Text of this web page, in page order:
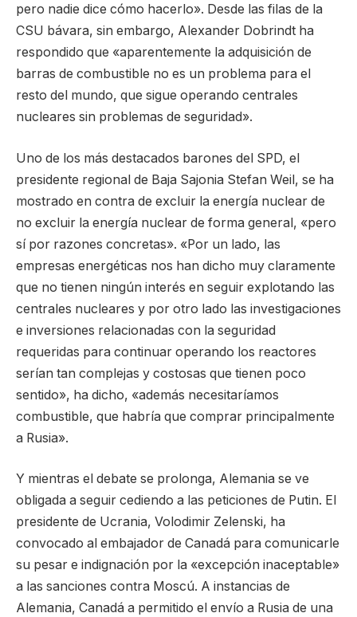
pero nadie dice cómo hacerlo». Desde las filas de la
CSU bávara, sin embargo, Alexander Dobrindt ha
respondido que «aparentemente la adquisición de
barras de combustible no es un problema para el
resto del mundo, que sigue operando centrales
nucleares sin problemas de seguridad».
Uno de los más destacados barones del SPD, el
presidente regional de Baja Sajonia Stefan Weil, se ha
mostrado en contra de excluir la energía nuclear de
no excluir la energía nuclear de forma general, «pero
sí por razones concretas». «Por un lado, las
empresas energéticas nos han dicho muy claramente
que no tienen ningún interés en seguir explotando las
centrales nucleares y por otro lado las investigaciones
e inversiones relacionadas con la seguridad
requeridas para continuar operando los reactores
serían tan complejas y costosas que tienen poco
sentido», ha dicho, «además necesitaríamos
combustible, que habría que comprar principalmente
a Rusia».
Y mientras el debate se prolonga, Alemania se ve
obligada a seguir cediendo a las peticiones de Putin. El
presidente de Ucrania, Volodimir Zelenski, ha
convocado al embajador de Canadá para comunicarle
su pesar e indignación por la «excepción inaceptable»
a las sanciones contra Moscú. A instancias de
Alemania, Canadá a permitido el envío a Rusia de una